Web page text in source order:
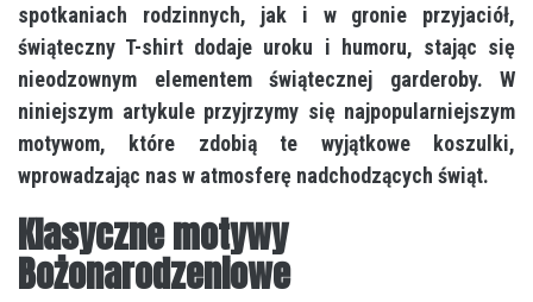
spotkaniach rodzinnych, jak i w gronie przyjaciół,
świąteczny T-shirt dodaje uroku i humoru, stając się
nieodzownym elementem świątecznej garderoby. W
niniejszym artykule przyjrzymy się najpopularniejszym
motywom, które zdobią te wyjątkowe koszulki,
wprowadzając nas w atmosferę nadchodzących świąt.
Klasyczne motywy
Bożonarodzeniowe